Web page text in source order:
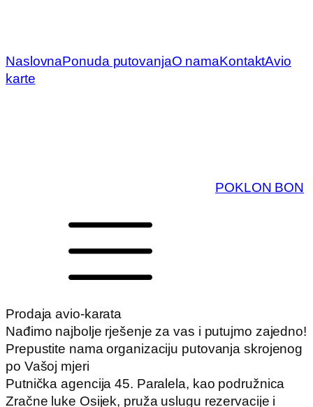
NaslovnaPonuda putovanjaO namaKontaktAvio
karte
POKLON BON
Prodaja avio-karata
Nađimo najbolje rješenje za vas i putujmo zajedno!
Prepustite nama organizaciju putovanja skrojenog
po Vašoj mjeri
Putnička agencija 45. Paralela, kao podružnica
Zračne luke Osijek, pruža uslugu rezervacije i